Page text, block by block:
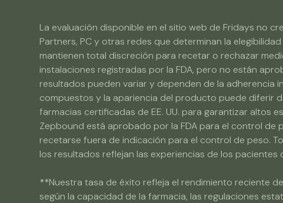
La evaluación disponible en el sitio web de Fridays no
Partners, PC y otras redes que determinan la
mantienen total discreción para recetar o rechazar
instalaciones registradas por la FDA, pero no están
resultados pueden variar y dependen de la adherencia
compuestos y la apariencia del producto puede diferir
farmacias certificadas de EE. UU. para garantizar altos
Zepbound está aprobado por la FDA para el control
recetarse fuera de indicación para el control de peso.
los resultados reflejan las experiencias de los
**Nuestra tasa de éxito refleja el rendimiento reciente
según la capacidad de la farmacia, las regulaciones